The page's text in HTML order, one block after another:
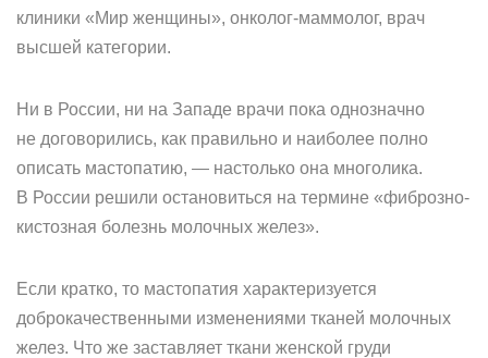
клиники «Мир женщины», онколог-маммолог, врач
высшей категории.
Ни в России, ни на Западе врачи пока однозначно
не договорились, как правильно и наиболее полно
описать мастопатию, — настолько она многолика.
В России решили остановиться на термине «фиброзно-
кистозная болезнь молочных желез».
Если кратко, то мастопатия характеризуется
доброкачественными изменениями тканей молочных
желез. Что же заставляет ткани женской груди